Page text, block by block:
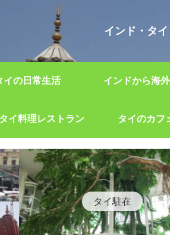
インド・タ
イの日常生活 インドから海
イ料理レストラン タイのカフ
タイ駐在